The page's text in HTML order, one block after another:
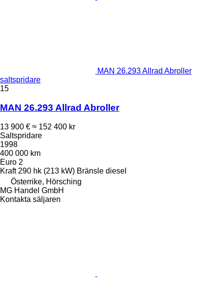
MAN 26.293 Allrad Abroller
saltspridare
15
MAN 26.293 Allrad Abroller
13 900 € ≈ 152 400 kr
Saltspridare
1998
400 000 km
Euro 2
Kraft 290 hk (213 kW) Bränsle diesel
Österrike, Hörsching
MG Handel GmbH
Kontakta säljaren